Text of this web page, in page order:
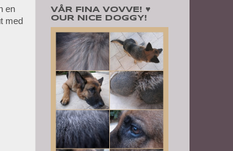
en
med
VÅR FINA VOVVE! ♥
OUR NICE DOGGY!